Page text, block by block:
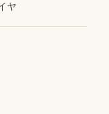
ヤ